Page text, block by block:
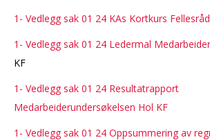
1- Vedlegg sak 01 24 KAs Kortkurs Fellesråd
1- Vedlegg sak 01 24 Ledermal
KF
1- Vedlegg sak 01 24 Resultatrapport
Medarbeiderundersøkelsen Hol KF
1- Vedlegg sak 01 24 Oppsummering av